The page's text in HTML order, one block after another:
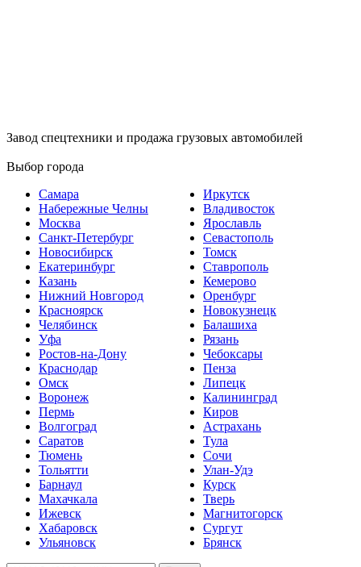
Завод спецтехники и продажа грузовых автомобилей
Выбор города
Самара
Набережные Челны
Москва
Санкт-Петербург
Новосибирск
Екатеринбург
Казань
Нижний Новгород
Красноярск
Челябинск
Уфа
Ростов-на-Дону
Краснодар
Омск
Воронеж
Пермь
Волгоград
Саратов
Тюмень
Тольятти
Барнаул
Махачкала
Ижевск
Хабаровск
Ульяновск
Иркутск
Владивосток
Ярославль
Севастополь
Томск
Ставрополь
Кемерово
Оренбург
Новокузнецк
Балашиха
Рязань
Чебоксары
Пенза
Липецк
Калининград
Киров
Астрахань
Тула
Сочи
Улан-Удэ
Курск
Тверь
Магнитогорск
Сургут
Брянск